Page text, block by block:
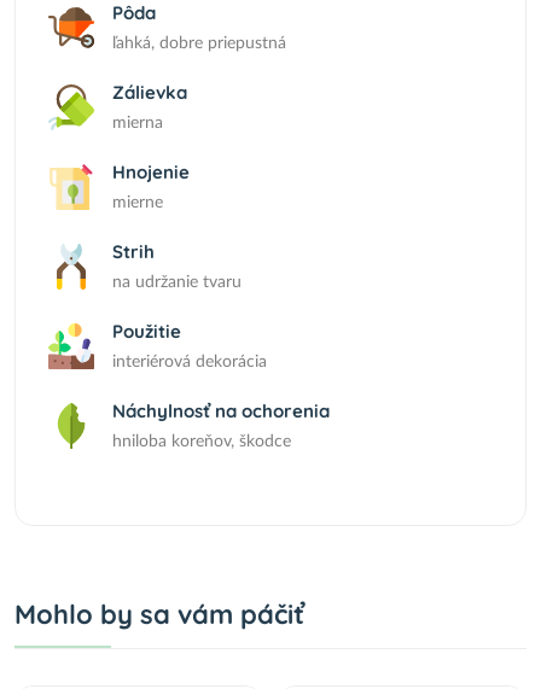
Pôda
ľahká, dobre priepustná
Zálievka
mierna
Hnojenie
mierne
Strih
na udržanie tvaru
Použitie
interiérová dekorácia
Náchylnosť na ochorenia
hniloba koreňov, škodce
Mohlo by sa vám páčiť